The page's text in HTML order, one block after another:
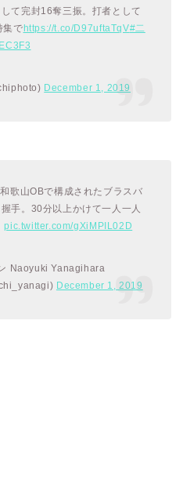
て完封16奪三振。打者として
集でhttps://t.co/D97uftaTqV#二
December 1, 2019
歌山OBで構成されたブラスバ
手。30分以上かけて一人一人
pic.twitter.com/gXiMPIL02D
Naoyuki Yanagihara
December 1, 2019